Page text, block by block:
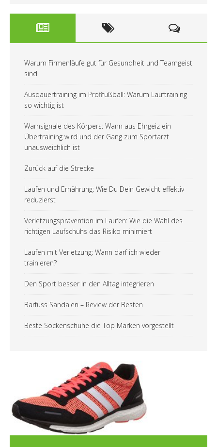
Warum Firmenläufe gut für Gesundheit und Teamgeist
sind
Ausdauertraining im Profifußball: Warum Lauftraining
so wichtig ist
Warnsignale des Körpers: Wann aus Ehrgeiz ein
Übertraining wird und der Gang zum Sportarzt
unausweichlich ist
Zurück auf die Strecke
Laufen und Ernährung: Wie Du Dein Gewicht effektiv
reduzierst
Verletzungsprävention im Laufen: Wie die Wahl des
richtigen Laufschuhs das Risiko minimiert
Laufen mit Verletzung: Wann darf ich wieder
trainieren?
Den Sport besser in den Alltag integrieren
Barfuss Sandalen – Review der Besten
Beste Sockenschuhe die Top Marken vorgestellt